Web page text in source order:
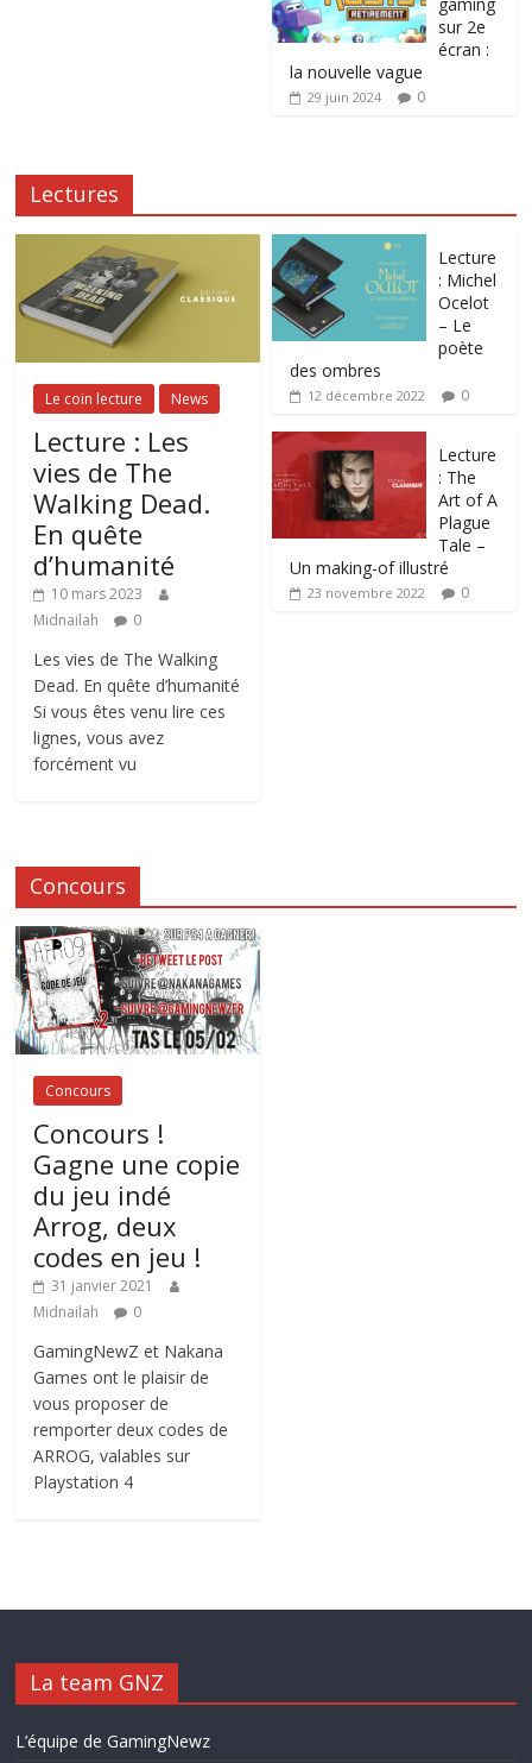
sur 2e
écran :
la nouvelle vague
29 juin 2024 0
Lectures
Le coin lecture News
Lecture : Les
vies de The
Walking Dead.
En quête
d’humanité
10 mars 2023
Midnailah
0
Les vies de The Walking
Dead. En quête d’humanité
Si vous êtes venu lire ces
lignes, vous avez
forcément vu
Lecture
: Michel
Ocelot
– Le
poète
des ombres
12 décembre 2022 0
Lecture
: The
Art of A
Plague
Tale –
Un making-of illustré
23 novembre 2022 0
Concours
Concours
Concours !
Gagne une copie
du jeu indé
Arrog, deux
codes en jeu !
31 janvier 2021
Midnailah
0
GamingNewZ et Nakana
Games ont le plaisir de
vous proposer de
remporter deux codes de
ARROG, valables sur
Playstation 4
La team GNZ
L’équipe de GamingNewz